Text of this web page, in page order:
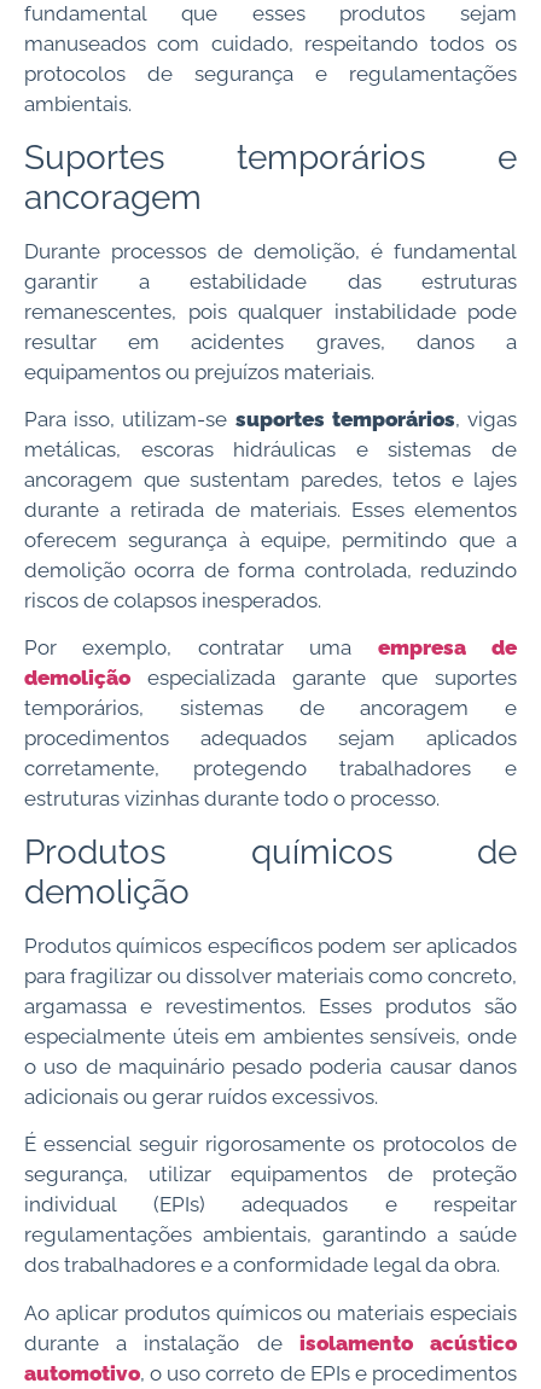
fundamental que esses produtos sejam
manuseados com cuidado, respeitando todos os
protocolos de segurança e regulamentações
ambientais.
Suportes temporários e
ancoragem
Durante processos de demolição, é fundamental
garantir a estabilidade das estruturas
remanescentes, pois qualquer instabilidade pode
resultar em acidentes graves, danos a
equipamentos ou prejuízos materiais.
Para isso, utilizam-se suportes temporários, vigas
metálicas, escoras hidráulicas e sistemas de
ancoragem que sustentam paredes, tetos e lajes
durante a retirada de materiais. Esses elementos
oferecem segurança à equipe, permitindo que a
demolição ocorra de forma controlada, reduzindo
riscos de colapsos inesperados.
Por exemplo, contratar uma empresa de
demolição especializada garante que suportes
temporários, sistemas de ancoragem e
procedimentos adequados sejam aplicados
corretamente, protegendo trabalhadores e
estruturas vizinhas durante todo o processo.
Produtos químicos de
demolição
Produtos químicos específicos podem ser aplicados
para fragilizar ou dissolver materiais como concreto,
argamassa e revestimentos. Esses produtos são
especialmente úteis em ambientes sensíveis, onde
o uso de maquinário pesado poderia causar danos
adicionais ou gerar ruídos excessivos.
É essencial seguir rigorosamente os protocolos de
segurança, utilizar equipamentos de proteção
individual (EPIs) adequados e respeitar
regulamentações ambientais, garantindo a saúde
dos trabalhadores e a conformidade legal da obra.
Ao aplicar produtos químicos ou materiais especiais
durante a instalação de isolamento acústico
automotivo, o uso correto de EPIs e procedimentos